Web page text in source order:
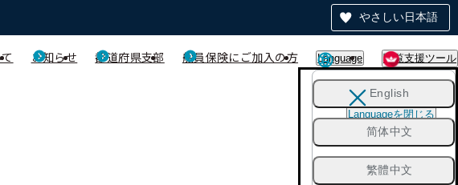
やさしい日本語
お知らせ 都道府県支部 船員保険にご加入の方 Language 閲覧支援ツール
English
简体中文
繁體中文
Languageを閉じる